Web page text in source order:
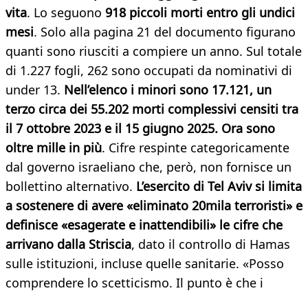
vita. Lo seguono 918 piccoli morti entro gli undici
mesi. Solo alla pagina 21 del documento figurano
quanti sono riusciti a compiere un anno. Sul totale
di 1.227 fogli, 262 sono occupati da nominativi di
under 13. Nell’elenco i minori sono 17.121, un
terzo circa dei 55.202 morti complessivi censiti tra
il 7 ottobre 2023 e il 15 giugno 2025. Ora sono
oltre mille in più. Cifre respinte categoricamente
dal governo israeliano che, però, non fornisce un
bollettino alternativo. L’esercito di Tel Aviv si limita
a sostenere di avere «eliminato 20mila terroristi» e
definisce «esagerate e inattendibili» le cifre che
arrivano dalla Striscia, dato il controllo di Hamas
sulle istituzioni, incluse quelle sanitarie. «Posso
comprendere lo scetticismo. Il punto è che i